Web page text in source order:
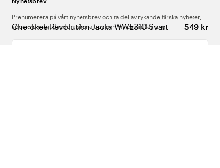
Cherokee Revolution Jacka WWE310 Svart 549 kr
Prenumerera på vårt nyhetsbrev och ta del av rykande färska nyheter,
speciella erbjudanden, sköna tips och intressant läsning.
Ange din e-postadress